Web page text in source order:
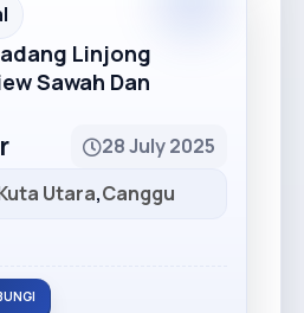
Linjong
Sawah Dan
28 July 2025
Utara,Canggu